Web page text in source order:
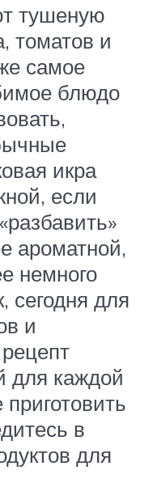
тушеную
томатов и
самое
блюдо
икра
если
ароматной,
немного
сегодня для
и
для каждой
в
для